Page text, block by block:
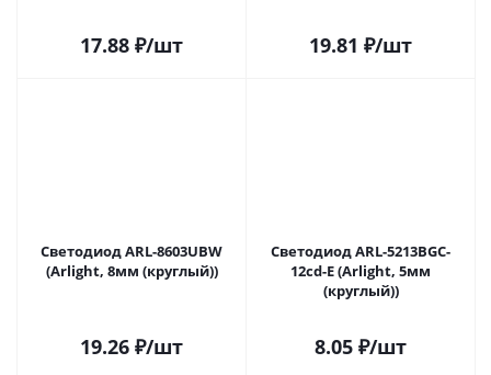
17.88 ₽/шт 19.81 ₽/шт
Светодиод ARL-8603UBW
(Arlight, 8мм (круглый))
19.26 ₽/шт
Светодиод ARL-5213BGC-
12cd-E (Arlight, 5мм
(круглый))
8.05 ₽/шт